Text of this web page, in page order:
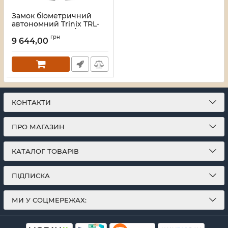
Замок біометричний
автономний Trinix TRL-
8804BTV Black L/R з
Bluetooth та Wi-Fi,
долоней, зчитувачем
відбитків пальців і карт
Mifare
Артикул:65-00087
9 644,00 грн
КОНТАКТИ
ПРО МАГАЗИН
КАТАЛОГ ТОВАРІВ
ПІДПИСКА
МИ У СОЦМЕРЕЖАХ: